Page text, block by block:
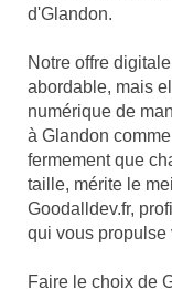
d'Glandon.
Notre offre
abordable, mais
numérique de
à Glandon
fermement que
taille, mérite le
Goodalldev.fr,
qui vous propulse
Faire le choix de